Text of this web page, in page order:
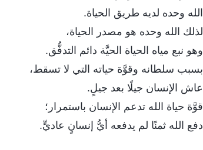
الله وحده لديه طريق الحياة.
لذلك الله وحده هو مصدر الحياة،
وهو نبع مياه الحياة الحيَّة دائم التدفُّق.
بسبب سلطانه وقوَّة حياته التي لا تسقط،
عاش الإنسان جيلًا بعد جيلٍ.
قوَّة حياة الله تدعم الإنسان باستمرار؛
دفع الله ثمنًا لم يدفعه أيُّ إنسانٍ عاديٍّ.